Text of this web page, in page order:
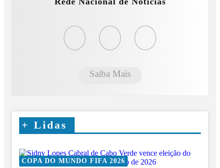
Saiba Mais
+ Lidas
COPA DO MUNDO FIFA 2026